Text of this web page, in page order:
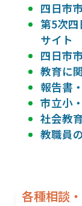
四日市
第5次
サイト
四日市
教育に
報告書
市立小
社会教
教職員
各種相談